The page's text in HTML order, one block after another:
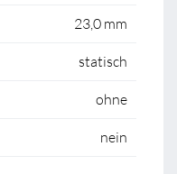
23,0 mm
statisch
ohne
nein